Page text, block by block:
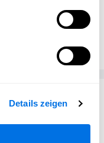
Details zeigen